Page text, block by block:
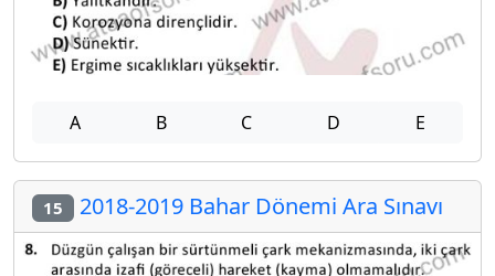
A B C D E
15 2018-2019 Bahar Dönemi Ara Sınavı